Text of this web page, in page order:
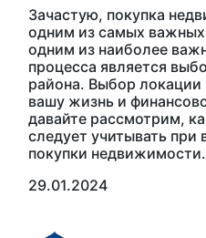
Зачастую, покупка
одним из самых
одним из наиболее
процесса является
района. Выбор
вашу жизнь и
давайте рассмотрим,
следует учитывать при
покупки недвижимости.
29.01.2024